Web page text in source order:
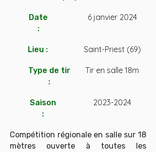
Date
:
Lieu :
Type de tir
:
Saison
:
6 janvier 2024
Saint-Priest (69)
Tir en salle 18m
2023-2024
Compétition régionale en salle sur 18
mètres ouverte à toutes les